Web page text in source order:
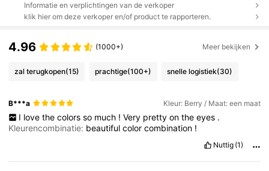
Informatie en verplichtingen van de verkoper
klik hier om deze verkoper en/of product te rapporteren.
4.96 (1000+) Meer bekijken
zal terugkopen(15) prachtige(100+) snelle logistiek(30)
B***a Kleur: Berry / Maat: een maat
I love the colors so much ! Very pretty on the eyes .
Kleurencombinatie: beautifulcolorcombination !
Nuttig (1)